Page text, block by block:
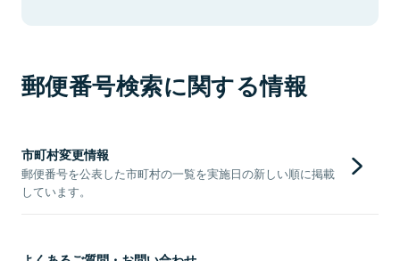
郵便番号検索に関する情報
市町村変更情報
郵便番号を公表した市町村の一覧を実施日の新しい順に掲載
しています。